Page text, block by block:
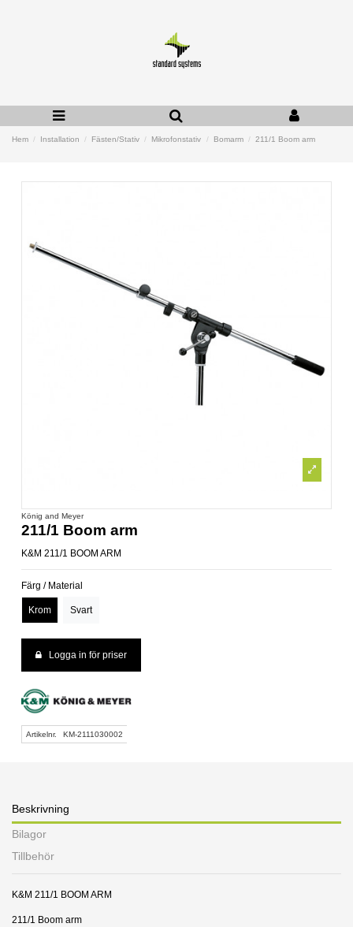
Hem Installation Fästen/Stativ Mikrofonstativ Bomarm 211/1 Boom arm
König and Meyer
211/1 Boom arm
K&M 211/1 BOOM ARM
Färg / Material
Krom Svart
Logga in för priser
Artikelnr. KM-2111030002
Beskrivning
Bilagor
Tillbehör
K&M 211/1 BOOM ARM
211/1 Boom arm